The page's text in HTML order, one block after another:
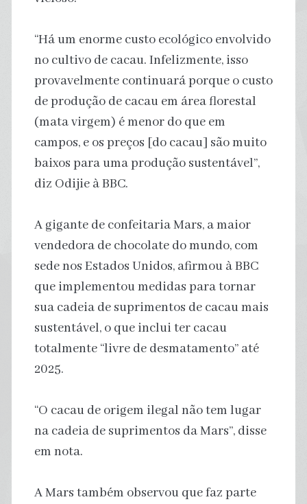
“Há um enorme custo ecológico envolvido
no cultivo de cacau. Infelizmente, isso
provavelmente continuará porque o custo
de produção de cacau em área florestal
(mata virgem) é menor do que em
campos, e os preços [do cacau] são muito
baixos para uma produção sustentável”,
diz Odijie à BBC.
A gigante de confeitaria Mars, a maior
vendedora de chocolate do mundo, com
sede nos Estados Unidos, afirmou à BBC
que implementou medidas para tornar
sua cadeia de suprimentos de cacau mais
sustentável, o que inclui ter cacau
totalmente “livre de desmatamento” até
2025.
“O cacau de origem ilegal não tem lugar
na cadeia de suprimentos da Mars”, disse
em nota.
A Mars também observou que faz parte